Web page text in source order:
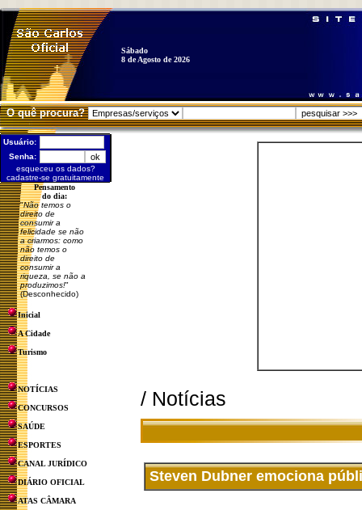
Sábado
8 de Agosto de 2026
O quê procura?
Usuário:
Senha:
esqueceu os dados?
cadastre-se gratuitamente
Pensamento
do dia:
"Não temos o
direito de
consumir a
felicidade se não
a criarmos: como
não temos o
direito de
consumir a
riqueza, se não a
produzimos!"
(Desconhecido)
Inicial
A Cidade
Turismo
NOTÍCIAS
CONCURSOS
SAÚDE
ESPORTES
CANAL JURÍDICO
DIÁRIO OFICIAL
ATAS CÂMARA
/ Notícias
Steven Dubner emociona